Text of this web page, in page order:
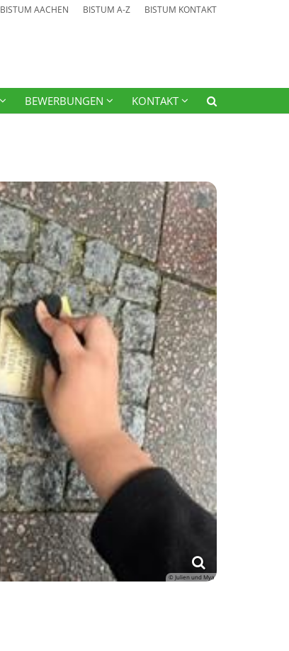
BISTUM AACHEN BISTUM A-Z BISTUM KONTAKT
BEWERBUNGEN KONTAKT
© Julien und Mya